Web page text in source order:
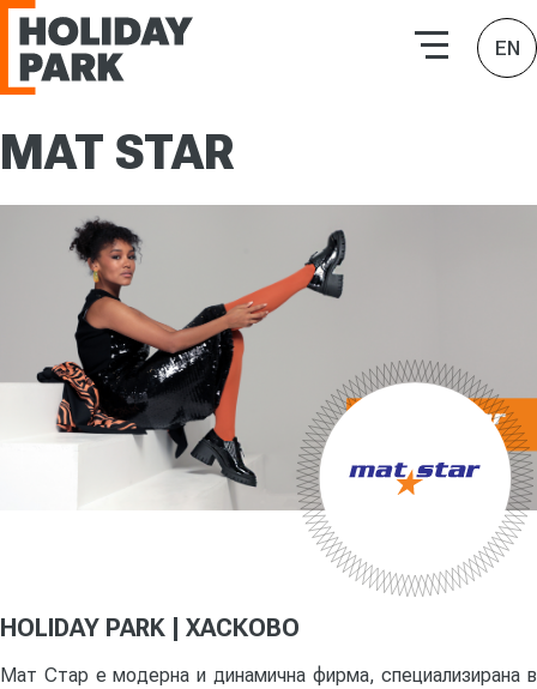
HOLIDAY PARK | Търговски комплекси
EN
MAT STAR
HOLIDAY PARK | ХАСКОВО
Мат Стар е модерна и динамична фирма, специализирана в